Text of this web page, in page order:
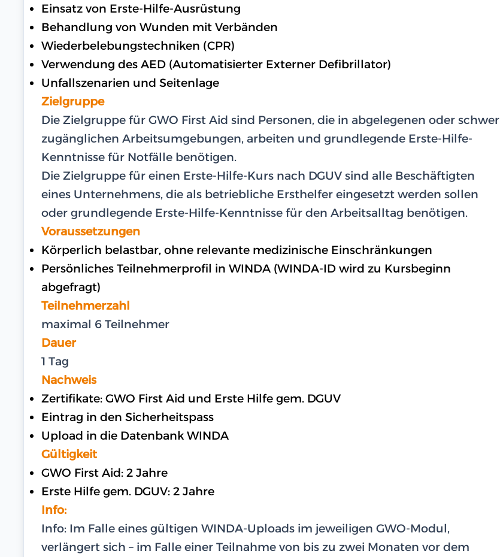
Einsatz von Erste-Hilfe-Ausrüstung
Behandlung von Wunden mit Verbänden
Wiederbelebungstechniken (CPR)
Verwendung des AED (Automatisierter Externer Defibrillator)
Unfallszenarien und Seitenlage
Zielgruppe
Die Zielgruppe für GWO First Aid sind Personen, die in abgelegenen oder schwer
zugänglichen Arbeitsumgebungen, arbeiten und grundlegende Erste-Hilfe-
Kenntnisse für Notfälle benötigen.
Die Zielgruppe für einen Erste-Hilfe-Kurs nach DGUV sind alle Beschäftigten
eines Unternehmens, die als betriebliche Ersthelfer eingesetzt werden sollen
oder grundlegende Erste-Hilfe-Kenntnisse für den Arbeitsalltag benötigen.
Voraussetzungen
Körperlich belastbar, ohne relevante medizinische Einschränkungen
Persönliches Teilnehmerprofil in WINDA (WINDA-ID wird zu Kursbeginn
abgefragt)
Teilnehmerzahl
maximal 6 Teilnehmer
Dauer
1 Tag
Nachweis
Zertifikate: GWO First Aid und Erste Hilfe gem. DGUV
Eintrag in den Sicherheitspass
Upload in die Datenbank WINDA
Gültigkeit
GWO First Aid: 2 Jahre
Erste Hilfe gem. DGUV: 2 Jahre
Info:
Info: Im Falle eines gültigen WINDA-Uploads im jeweiligen GWO-Modul,
verlängert sich – im Falle einer Teilnahme von bis zu zwei Monaten vor dem